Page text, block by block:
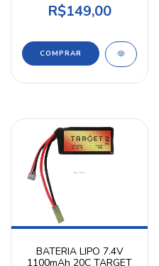
R$149,00
BATERIA LIPO 7.4V
1100mAh 20C TARGET